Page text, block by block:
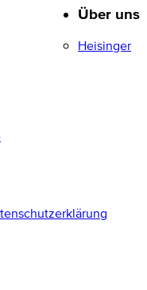
1952/96 E.V.
Über uns
Heisinger